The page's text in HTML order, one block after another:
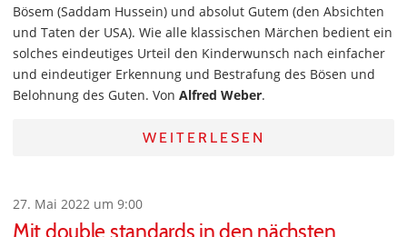
Bösem (Saddam Hussein) und absolut Gutem (den Absichten
und Taten der USA). Wie alle klassischen Märchen bedient ein
solches eindeutiges Urteil den Kinderwunsch nach einfacher
und eindeutiger Erkennung und Bestrafung des Bösen und
Belohnung des Guten. Von Alfred Weber.
WEITERLESEN
27. Mai 2022 um 9:00
Mit double standards in den nächsten